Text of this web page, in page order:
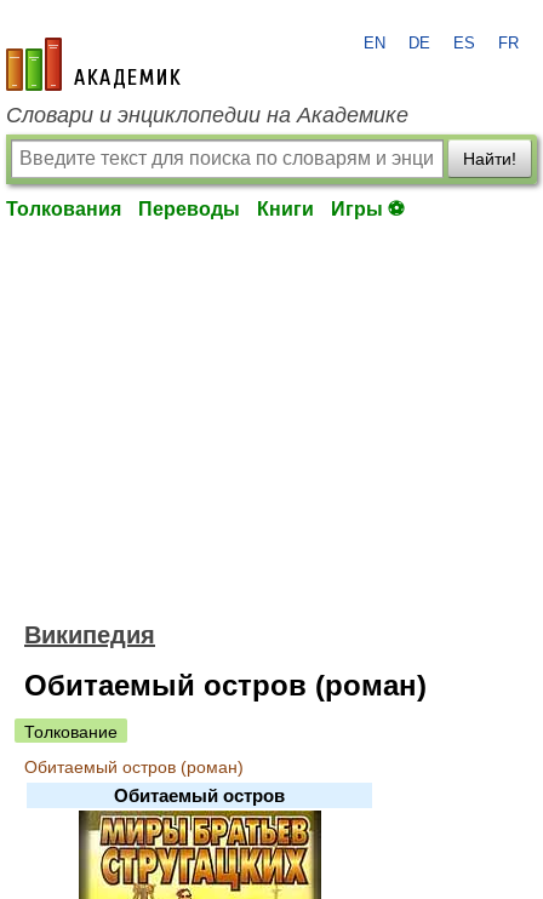
academic.ru
EN DE ES FR
Словари и энциклопедии на Академике
Найти!
Толкования Переводы Книги Игры ⚽
Википедия
Обитаемый остров (роман)
Толкование
Обитаемый остров (роман)
Обитаемый остров